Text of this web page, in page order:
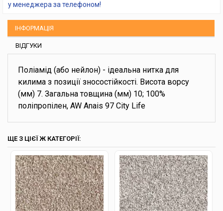
у менеджера за телефоном!
ІНФОРМАЦІЯ
ВІДГУКИ
Поліамід (або нейлон) - ідеальна нитка для
килима з позиції зносостійкості. Висота ворсу
(мм) 7. Загальна товщина (мм) 10; 100%
поліпропілен, AW Anais 97 City Life
ЩЕ З ЦІЄЇ Ж КАТЕГОРІЇ: